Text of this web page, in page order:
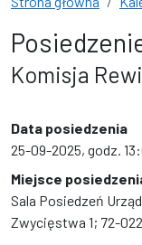
Komisja
Data posiedzenia
25-09-2025, godz.
Miejsce
Sala Posiedzeń
Zwycięstwa 1; 72-